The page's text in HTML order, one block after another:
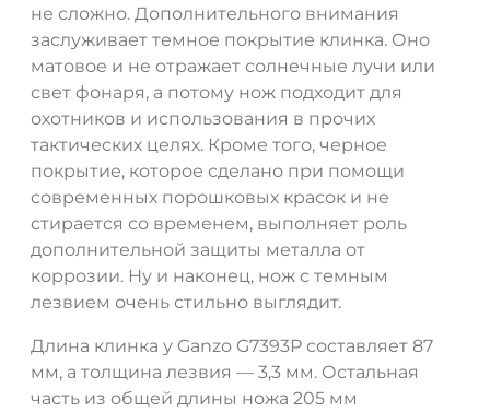
не сложно. Дополнительного внимания
заслуживает темное покрытие клинка. Оно
матовое и не отражает солнечные лучи или
свет фонаря, а потому нож подходит для
охотников и использования в прочих
тактических целях. Кроме того, черное
покрытие, которое сделано при помощи
современных порошковых красок и не
стирается со временем, выполняет роль
дополнительной защиты металла от
коррозии. Ну и наконец, нож с темным
лезвием очень стильно выглядит.
Длина клинка у Ganzo G7393Р составляет 87
мм, а толщина лезвия — 3,3 мм. Остальная
часть из общей длины ножа 205 мм